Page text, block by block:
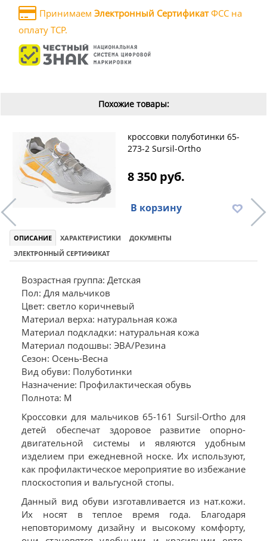
Принимаем Электронный СертификатФСС на
оплату ТСР.
Похожие товары:
кроссовки полуботинки 65-
273-2 Sursil-Ortho
8 350 руб.
В корзину
ОПИСАНИЕ ХАРАКТЕРИСТИКИ
ДОКУМЕНТЫ
ЭЛЕКТРОННЫЙ СЕРТИФИКАТ
Возрастная группа: Детская
Пол: Для мальчиков
Цвет: светло коричневый
Материал верха: натуральная кожа
Материал подкладки: натуральная кожа
Материал подошвы: ЭВА/Резина
Сезон: Осень-Весна
Вид обуви: Полуботинки
Назначение: Профилактическая обувь
Полнота: M
Кроссовки для мальчиков 65-161 Sursil-Ortho для
детей обеспечат здоровое развитие опорно-
двигательной системы и являются удобным
изделием при ежедневной носке. Их используют,
как профилактическое мероприятие во избежание
плоскостопия и вальгусной стопы.
Данный вид обуви изготавливается из нат.кожи.
Их носят в теплое время года. Благодаря
неповторимому дизайну и высокому комфорту,